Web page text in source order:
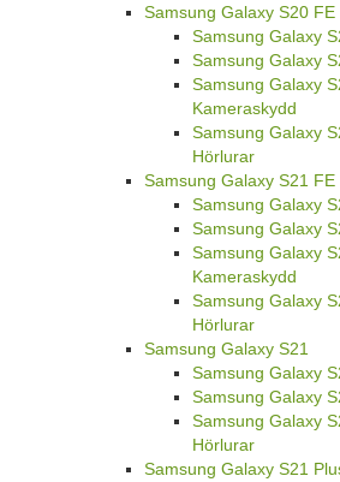
Samsung Galaxy S20 FE
Samsung Galaxy
Samsung Galaxy
Samsung Galaxy
Kameraskydd
Samsung Galaxy
Hörlurar
Samsung Galaxy S21 FE
Samsung Galaxy
Samsung Galaxy
Samsung Galaxy
Kameraskydd
Samsung Galaxy
Hörlurar
Samsung Galaxy S21
Samsung Galaxy
Samsung Galaxy
Samsung Galaxy
Hörlurar
Samsung Galaxy S21